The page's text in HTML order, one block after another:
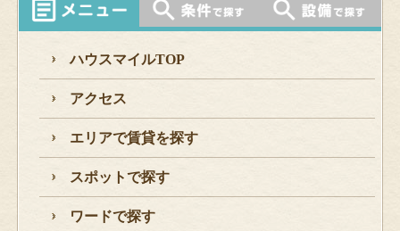
ハウスマイルTOP
アクセス
エリアで賃貸を探す
スポットで探す
ワードで探す